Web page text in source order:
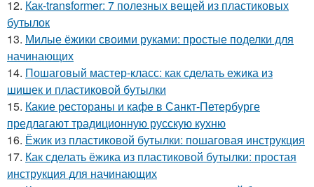
12. Как-transformer: 7 полезных вещей из пластиковых
бутылок
13. Милые ёжики своими руками: простые поделки для
начинающих
14. Пошаговый мастер-класс: как сделать ежика из
шишек и пластиковой бутылки
15. Какие рестораны и кафе в Санкт-Петербурге
предлагают традиционную русскую кухню
16. Ёжик из пластиковой бутылки: пошаговая инструкция
17. Как сделать ёжика из пластиковой бутылки: простая
инструкция для начинающих